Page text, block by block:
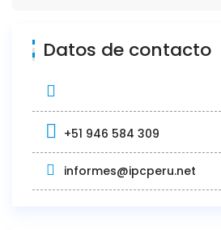
Datos de contacto
+51 946 584 309
informes@ipcperu.net